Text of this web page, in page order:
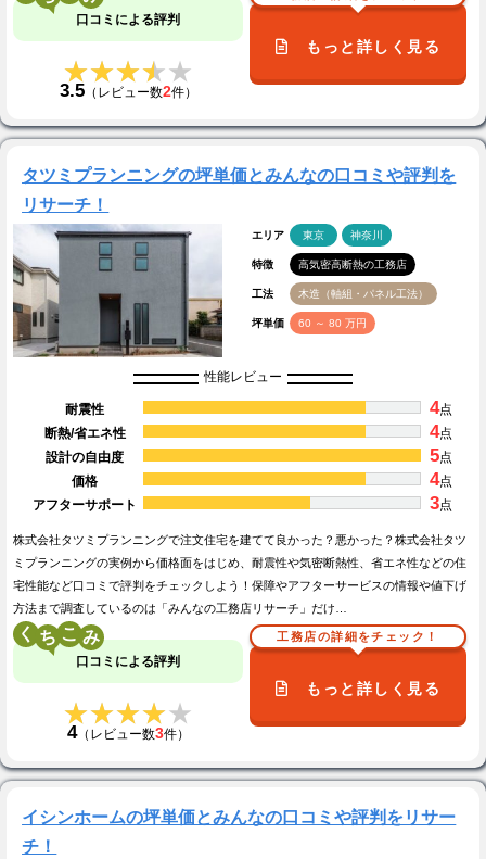
口コミによる評判
★★★★★
★★★★★
3.5（レビュー数2件）
もっと詳しく見る
タツミプランニングの坪単価とみんなの口コミや評判を
リサーチ！
エリア 東京 神奈川
特徴 高気密高断熱の工務店
工法 木造（軸組・パネル工法）
坪単価 60 ～ 80 万円
性能レビュー
耐震性 4点
断熱/省エネ性
4点
設計の自由度
5点
価格
4点
アフターサポート
3点
株式会社タツミプランニングで注文住宅を建てて良かった？悪かった？株式会社タツ
ミプランニングの実例から価格面をはじめ、耐震性や気密断熱性、省エネ性などの住
宅性能など口コミで評判をチェックしよう！保障やアフターサービスの情報や値下げ
方法まで調査しているのは「みんなの工務店リサーチ」だけ…
く こ
口コミによる評判
★★★★★
★★★★★
4（レビュー数3件）
工務店の詳細をチェック！
もっと詳しく見る
イシンホームの坪単価とみんなの口コミや評判をリサー
チ！